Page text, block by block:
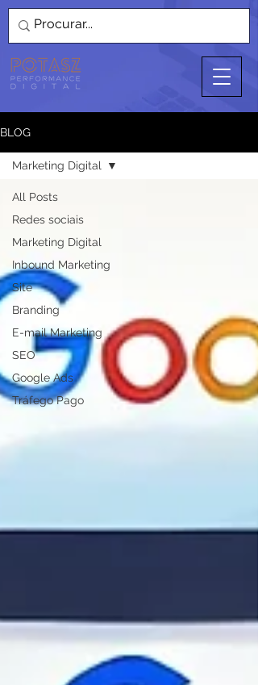
BLOG
All Posts
Redes sociais
Marketing Digital
Inbound Marketing
Site
Branding
E-mail Marketing
SEO
Google Ads
Tráfego Pago
Marketing Digital